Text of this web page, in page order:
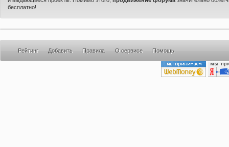
бесплатно!
Рейтинг Добавить Правила О сервисе Помощь